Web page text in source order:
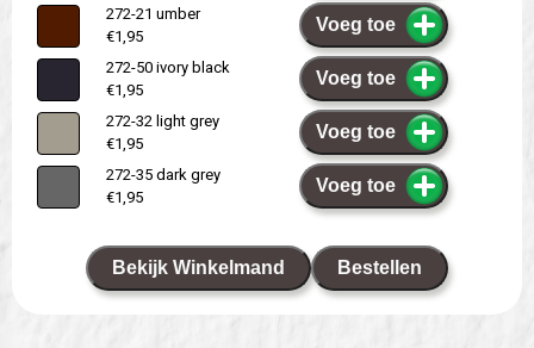
272-21 umber
€1,95
Voeg toe
272-50 ivory black
€1,95
Voeg toe
272-32 light grey
€1,95
Voeg toe
272-35 dark grey
€1,95
Voeg toe
Bekijk Winkelmand Bestellen